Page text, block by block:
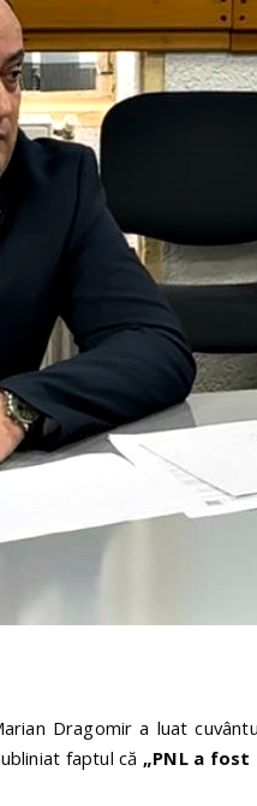
Dragomir a luat
faptul că „PNL a fost